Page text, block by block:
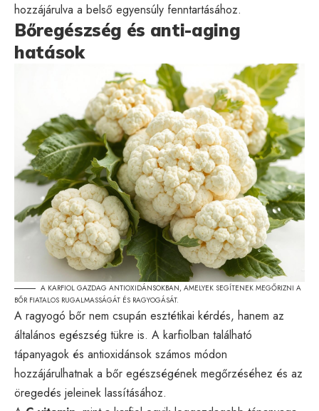
hozzájárulva a belső egyensúly fenntartásához.
Bőregészség és anti-aging
hatások
A KARFIOL GAZDAG ANTIOXIDÁNSOKBAN, AMELYEK SEGÍTENEK MEGŐRIZNI A
BŐR FIATALOS RUGALMASSÁGÁT ÉS RAGYOGÁSÁT.
A ragyogó bőr nem csupán esztétikai kérdés, hanem az
általános egészség tükre is. A karfiolban található
tápanyagok és antioxidánsok számos módon
hozzájárulhatnak a bőr egészségének megőrzéséhez és az
öregedés jeleinek lassításához.